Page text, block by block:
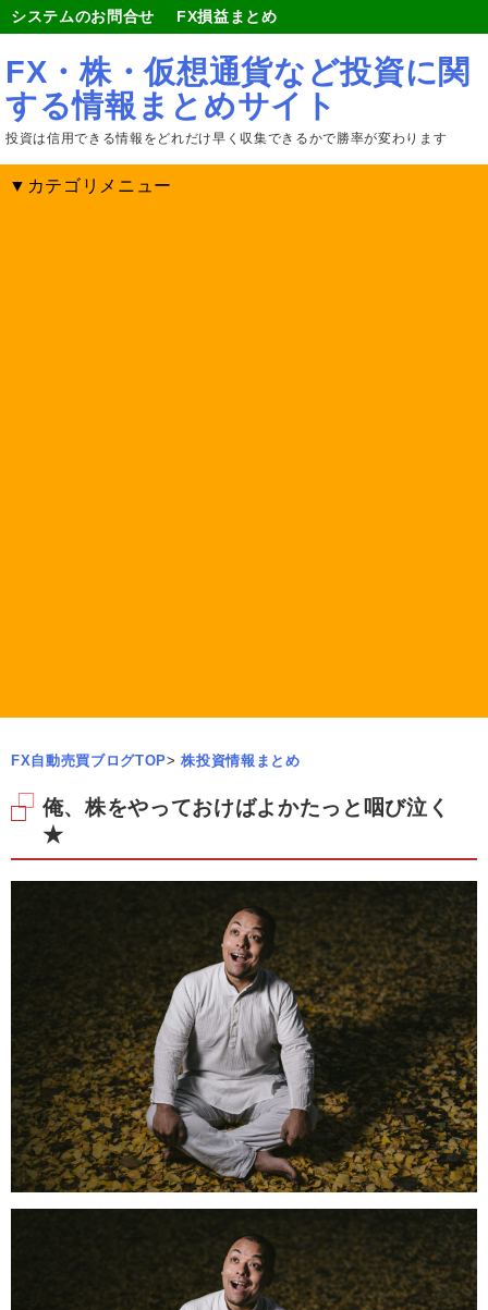
システムのお問合せ FX損益まとめ
FX・株・仮想通貨など投資に関
する情報まとめサイト
投資は信用できる情報をどれだけ早く収集できるかで勝率が変わります
▼カテゴリメニュー
FX自動売買ブログTOP> 株投資情報まとめ
俺、株をやっておけばよかたっと咽び泣く
★